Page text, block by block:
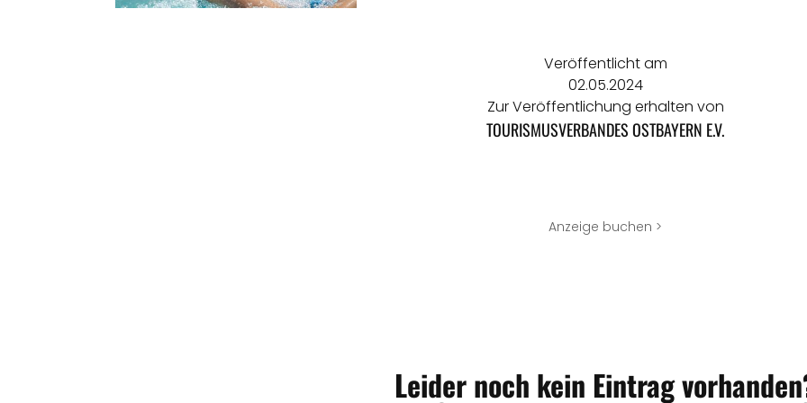
Veröffentlicht am
02.05.2024
Zur Veröffentlichung erhalten von
TOURISMUSVERBANDES OSTBAYERN E.V.
Anzeige buchen >
Leider noch kein Eintrag